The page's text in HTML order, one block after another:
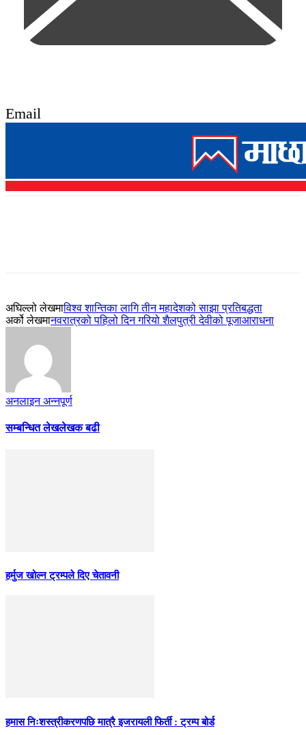
Email
अघिल्लो लेखमाविश्व शान्तिका लागि तीन महादेशको साझा प्रतिबद्धता
अर्को लेखमानवरात्रको पहिलो दिन गरियो शैलपुत्री देवीको पूजाआराधना
अनलाइन अन्नपूर्ण
सम्बन्धित लेखलेखक बढी
हर्मुज खोल्न ट्रम्पले दिए चेतावनी
हमास निःशस्त्रीकरणपछि मात्रै इजरायली फिर्ती : ट्रम्प बोर्ड